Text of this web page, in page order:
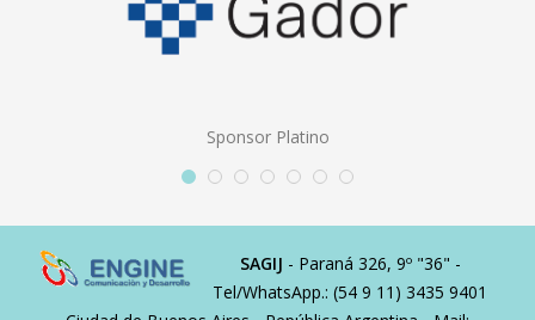
Sponsor Platino
SAGIJ - Paraná 326, 9º "36" -
Tel/WhatsApp.: (54 9 11) 3435 9401